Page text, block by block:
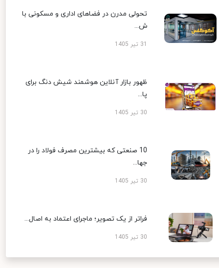
تحولی مدرن در فضاهای اداری و مسکونی با
ش...
ظهور بازار آنلاین هوشمند شیش دنگ برای
پا...
30 تیر 1405
10 صنعتی که بیشترین مصرف فولاد را در
جها...
30 تیر 1405
فراتر از یک تصویر؛ ماجرای اعتماد به اصال...
30 تیر 1405